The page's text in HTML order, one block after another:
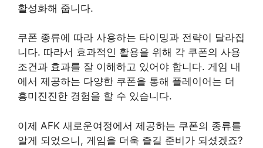
활성화해 줍니다.
쿠폰 종류에 따라 사용하는 타이밍과 전략이 달라집
니다. 따라서 효과적인 활용을 위해 각 쿠폰의 사용
조건과 효과를 잘 이해하고 있어야 합니다. 게임 내
에서 제공하는 다양한 쿠폰을 통해 플레이어는 더
흥미진진한 경험을 할 수 있습니다.
이제 AFK 새로운여정에서 제공하는 쿠폰의 종류를
알게 되었으니, 게임을 더욱 즐길 준비가 되셨겠죠?